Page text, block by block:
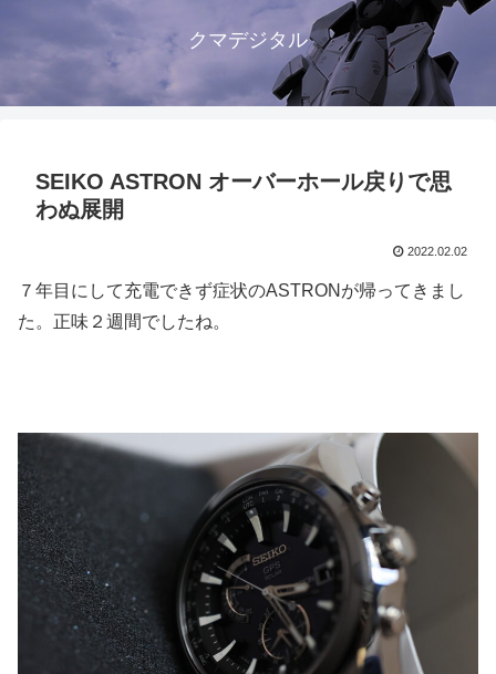
クマデジタル
SEIKO ASTRON オーバーホール戻りで思
わぬ展開
2022.02.02
７年目にして充電できず症状のASTRONが帰ってきまし
た。正味２週間でしたね。